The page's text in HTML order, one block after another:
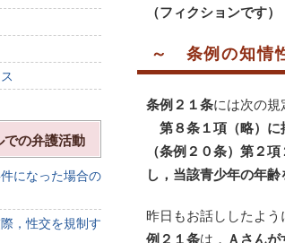
（フィクションです）
～ 条例の知情
条例２１条には次の規
第８条１項（略）に
（条例２０条）第２
し，当該青少年の年
昨日もお話ししたよ
例２１条は， Ａさん
の弁護活動
になった場合の
，性交を規制す